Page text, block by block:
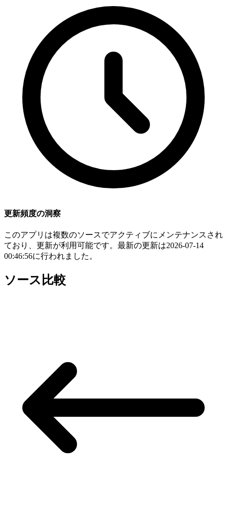
更新頻度の洞察
このアプリは複数のソースでアクティブにメンテナンスされ
ており、更新が利用可能です。最新の更新は2026-07-14
00:46:56に行われました。
ソース比較